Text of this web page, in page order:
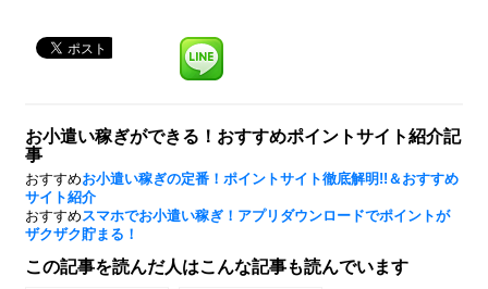
お小遣い稼ぎができる！おすすめポイントサイト紹介記
事
おすすめお小遣い稼ぎの定番！ポイントサイト徹底解明!!＆おすすめ
サイト紹介
おすすめ スマホでお小遣い稼ぎ！アプリダウンロードでポイントが
ザクザク貯まる！
この記事を読んだ人はこんな記事も読んでいます